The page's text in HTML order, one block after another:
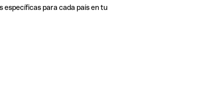
específicas para cada país en tu